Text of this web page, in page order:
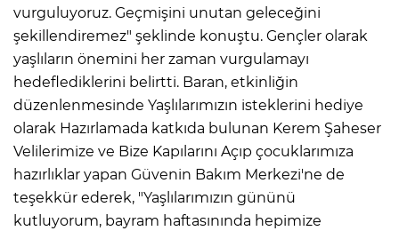
vurguluyoruz. Geçmişini unutan geleceğini
şekillendiremez" şeklinde konuştu. Gençler olarak
yaşlıların önemini her zaman vurgulamayı
hedeflediklerini belirtti. Baran, etkinliğin
düzenlenmesinde Yaşlılarımızın isteklerini hediye
olarak Hazırlamada katkıda bulunan Kerem Şaheser
Velilerimize ve Bize Kapılarını Açıp çocuklarımıza
hazırlıklar yapan Güvenin Bakım Merkezi'ne de
teşekkür ederek, "Yaşlılarımızın gününü
kutluyorum, bayram haftasınında hepimize